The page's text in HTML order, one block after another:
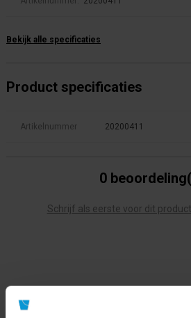
Bekijk alle specificaties
Product specificaties
Artikelnummer 20200411
0
Schrijf als eerste voor dit